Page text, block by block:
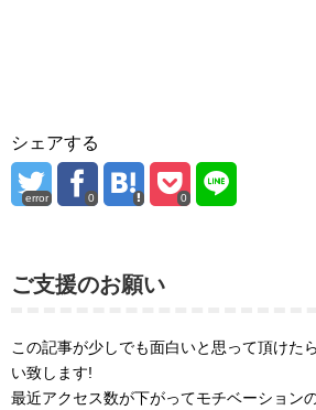
シェアする
error 0 0
ご支援のお願い
この記事が少しでも面白いと思って頂けた
い致します!
最近アクセス数が下がってモチベーション